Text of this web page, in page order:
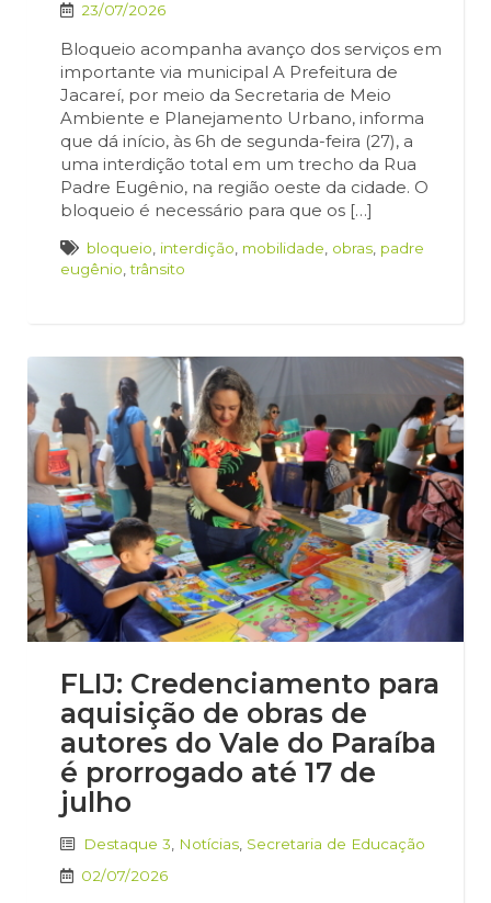
23/07/2026
Bloqueio acompanha avanço dos serviços em
importante via municipal A Prefeitura de
Jacareí, por meio da Secretaria de Meio
Ambiente e Planejamento Urbano, informa
que dá início, às 6h de segunda-feira (27), a
uma interdição total em um trecho da Rua
Padre Eugênio, na região oeste da cidade. O
bloqueio é necessário para que os […]
bloqueio interdição mobilidade obras padre
eugênio ,trânsito
FLIJ: Credenciamento para
aquisição de obras de
autores do Vale do Paraíba
é prorrogado até 17 de
julho
Destaque 3 Notícias Secretaria de Educação
02/07/2026